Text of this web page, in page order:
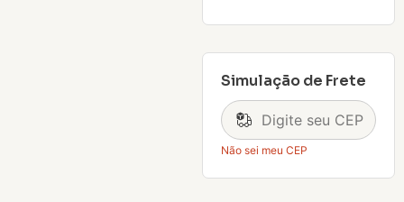
Simulação de Frete
Não sei meu CEP